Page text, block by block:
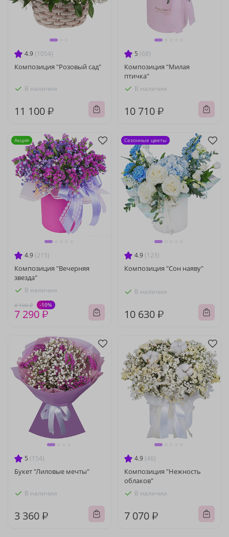
4.9 (1054)
Композиция "Розовый сад"
В наличии
11 100 ₽
5 (68)
Композиция "Милая
птичка"
В наличии
10 710 ₽
4.9 (215)
Композиция "Вечерняя
звезда"
В наличии
8 100 ₽ -10%
7 290 ₽
Акция
4.9 (123)
Композиция "Сон наяву"
В наличии
10 630 ₽
Сезонные цветы
5 (154)
Букет "Лиловые мечты"
В наличии
3 360 ₽
4.9 (46)
Композиция "Нежность
облаков"
В наличии
7 070 ₽